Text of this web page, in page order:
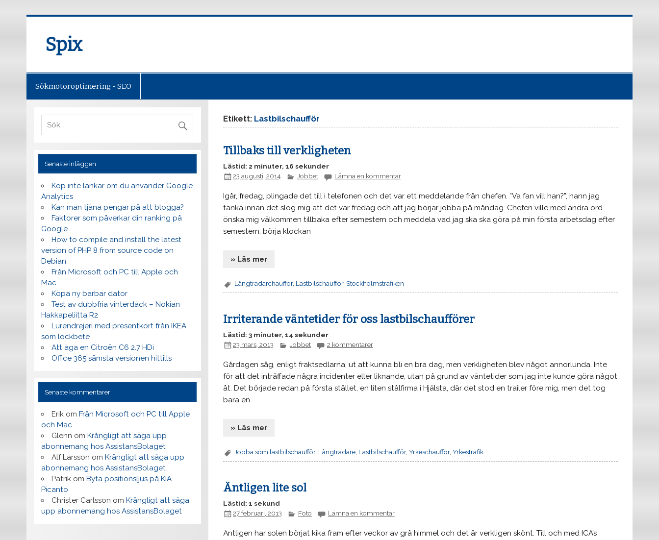
Spix
Sökmotoroptimering - SEO
Etikett: Lastbilschaufför
Tillbaks till verkligheten
Lästid: 2 minuter, 16 sekunder
23 augusti, 2014
Jobbet Lämna en kommentar
Igår, fredag, plingade det till i telefonen och det var ett meddelande från chefen. ”Va fan vill han?”, hann jag
tänka innan det slog mig att det var fredag och att jag börjar jobba på måndag. Chefen ville med andra ord
önska mig välkommen tillbaka efter semestern och meddela vad jag ska ska göra på min första arbetsdag efter
semestern: börja klockan
» Läs mer
Långtradarchaufför, Lastbilschaufför,Stockholmstrafiken
Irriterande väntetider för oss lastbilschaufförer
Lästid: 3 minuter, 14 sekunder
23 mars, 2013
Jobbet 2 kommentarer
Gårdagen såg, enligt fraktsedlarna, ut att kunna bli en bra dag, men verkligheten blev något annorlunda. Inte
för att det inträffade några incidenter eller liknande, utan på grund av väntetider som jag inte kunde göra något
åt. Det började redan på första stället, en liten stålfirma i Hjälsta, där det stod en trailer före mig, men det tog
bara en
» Läs mer
Jobba som lastbilschaufför, Långtradare, Lastbilschaufför,Yrkeschaufför,Yrkestrafik
Äntligen lite sol
Lästid: 1 sekund
27 februari, 2013
Foto Lämna en kommentar
Äntligen har solen börjat kika fram efter veckor av grå himmel och det är verkligen skönt. Till och med ICA’s
Senaste inläggen
Köp inte länkar om du använder Google
Analytics
Kan man tjäna pengar på att blogga?
Faktorer som påverkar din ranking på
Google
How to compile and install the latest
version of PHP 8 from source code on
Debian
Från Microsoft och PC till Apple och
Mac
Köpa ny bärbar dator
Test av dubbfria vinterdäck – Nokian
Hakkapeliitta R2
Lurendrejeri med presentkort från IKEA
som lockbete
Att äga en Citroën C6 2.7 HDi
Office 365 sämsta versionen hittills
Senaste kommentarer
Erik omFrån Microsoft och PC till Apple
och Mac
Glenn omKrångligt att säga upp
abonnemang hos AssistansBolaget
Alf Larsson omKrångligt att säga upp
abonnemang hos AssistansBolaget
Patrik omByta positionsljus på KIA
Picanto
Christer Carlsson omKrångligt att säga
upp abonnemang hos AssistansBolaget